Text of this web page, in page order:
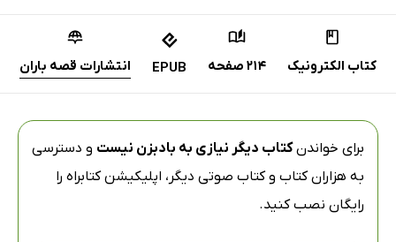
کتاب الکترونیک 214 صفحه EPUB انتشارات قصه باران
برای خواندنکتاب دیگر نیازی به بادبزن نیست و دسترسی
به هزاران کتاب و کتاب صوتی دیگر، اپلیکیشن کتابراه را
رایگان نصب کنید.